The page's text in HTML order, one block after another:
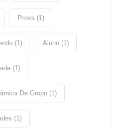
Prova (1)
(1) Aluno (1)
(1)
De Grupo (1)
(1)